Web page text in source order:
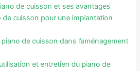
de cuisson et ses avantages
de cuisson pour une implantation
de cuisson dans l’aménagement
et entretien du piano de